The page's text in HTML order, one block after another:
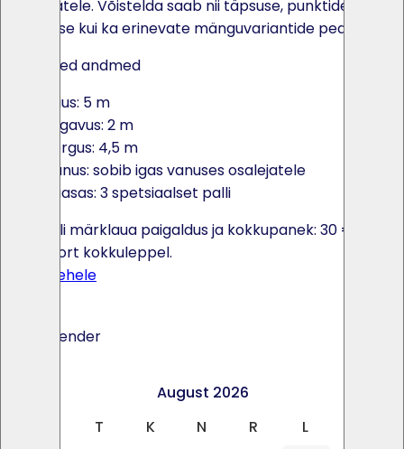
mängijatele. Võistelda saab nii täpsuse, punktide
kogumise kui ka erinevate mänguvariantide peale.
Tehnilised andmed
Laius: 5 m
Sügavus: 2 m
Kõrgus: 4,5 m
Vanus: sobib igas vanuses osalejatele
Kaasas: 3 spetsiaalset palli
Jalgpalli märklaua paigaldus ja kokkupanek: 30 €.
Transport kokkuleppel.
Toote lehele
Ava kalender
August 2026
T K N R L